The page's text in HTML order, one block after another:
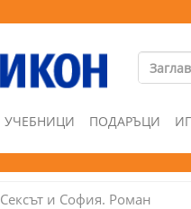
УЧЕБНИЦИ ПОДАРЪЦИ
Сексът и София. Роман